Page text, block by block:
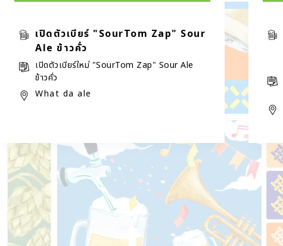
เปิดตัวเบียร์ "SourTom Zap" Sour
Ale ข้าวคั่ว
เปิดตัวเบียร์ใหม่ "SourTom Zap" Sour Ale
ข้าวคั่ว
What da ale